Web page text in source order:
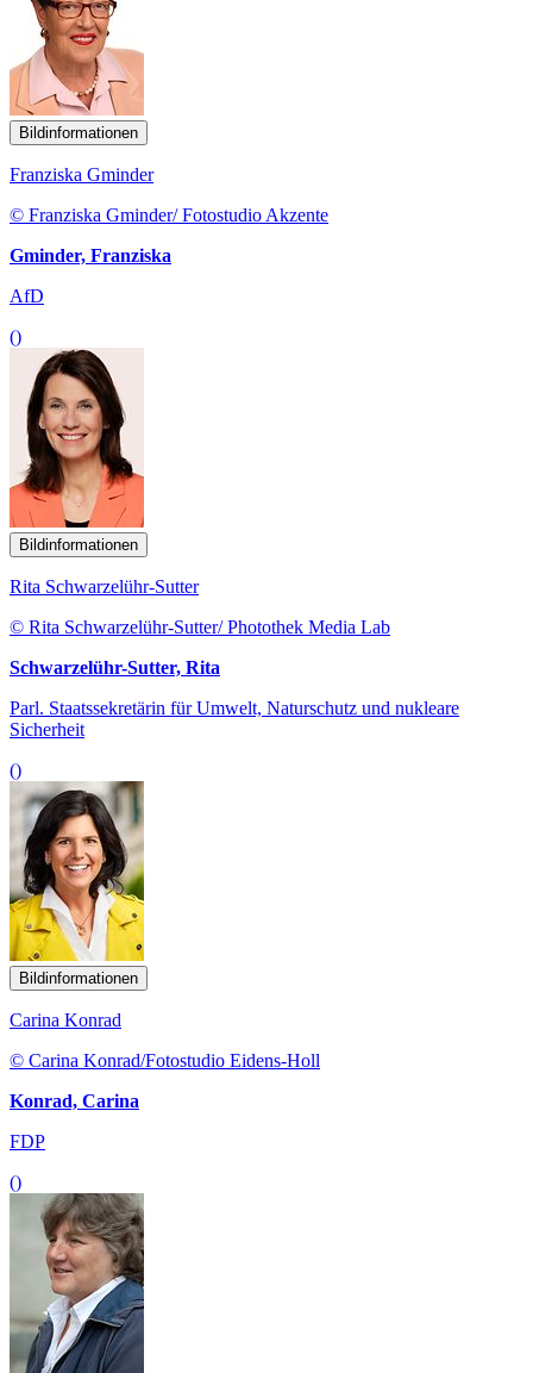
Bildinformationen
Franziska Gminder
© Franziska Gminder/ Fotostudio Akzente
Gminder, Franziska
AfD
()
Bildinformationen
Rita Schwarzelühr-Sutter
© Rita Schwarzelühr-Sutter/ Photothek Media Lab
Schwarzelühr-Sutter, Rita
Parl. Staatssekretärin für Umwelt, Naturschutz und nukleare
Sicherheit
()
Bildinformationen
Carina Konrad
© Carina Konrad/Fotostudio Eidens-Holl
Konrad, Carina
FDP
()